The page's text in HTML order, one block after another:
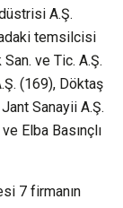
A.Ş.
temsilcisi
ve Tic. A.Ş.
(169), Döktaş
Sanayii A.Ş.
Elba Basınçlı
7 firmanın